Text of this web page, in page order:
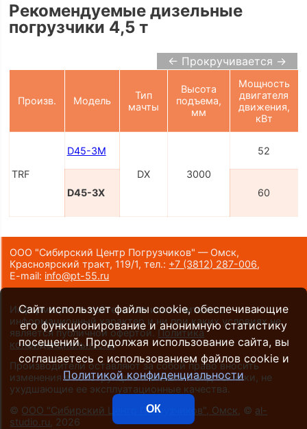
Рекомендуемые дизельные
погрузчики 4,5 т
← Прокручивается →
Произв. Модель
Тип
мачты
Высота
подъема,
мм
Мощность
двигателя
движения,
кВт
TRF
D45-3M
DX
3000
52
D45-3X 60
ООО "Сибирский Центр Погрузчиков" — Омск,
Красноярский тракт, 119/1,тел.: +7 (3812) 287-006,
E-mail: info@pt-55.ru
Информация на сайте носит исключительно
информационный характер и ни при каких условиях не
является публичной офертой. Политика
конфиденциальности.
Производители оставляют за собой право вносить
изменения в конструкцию и внешний вид техники, не
ухудшающие ее эксплуатационные качества.
© ООО "Сибирский Центр Погрузчиков", Омск , © al-
studio.ru , 2026
Сайт использует файлы cookie, обеспечивающие
его функционирование и анонимную статистику
посещений. Продолжая использование сайта, вы
соглашаетесь с использованием файлов cookie и
Политикой конфиденциальности
ОК